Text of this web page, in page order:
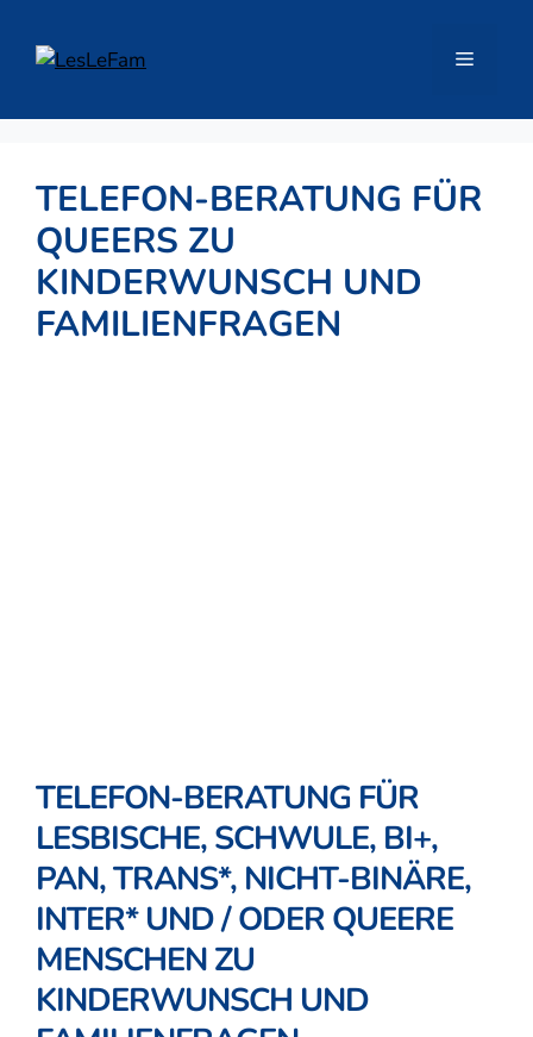
Inhalt
springen
Menü
TELEFON-BERATUNG FÜR
QUEERS ZU
KINDERWUNSCH UND
FAMILIENFRAGEN
TELEFON-BERATUNG FÜR
LESBISCHE, SCHWULE, BI+,
PAN, TRANS*, NICHT-BINÄRE,
INTER* UND / ODER QUEERE
MENSCHEN ZU
KINDERWUNSCH UND